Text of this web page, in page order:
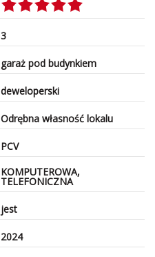
3
garaż pod budynkiem
deweloperski
Odrębna własność lokalu
PCV
KOMPUTEROWA,
TELEFONICZNA
jest
2024